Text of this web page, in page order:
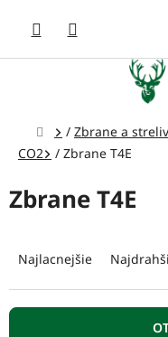
obsah
Domov
/ Zbrane a
CO2
/ Zbrane T4E
Zbrane T4E
e
n
Najlacnejšie